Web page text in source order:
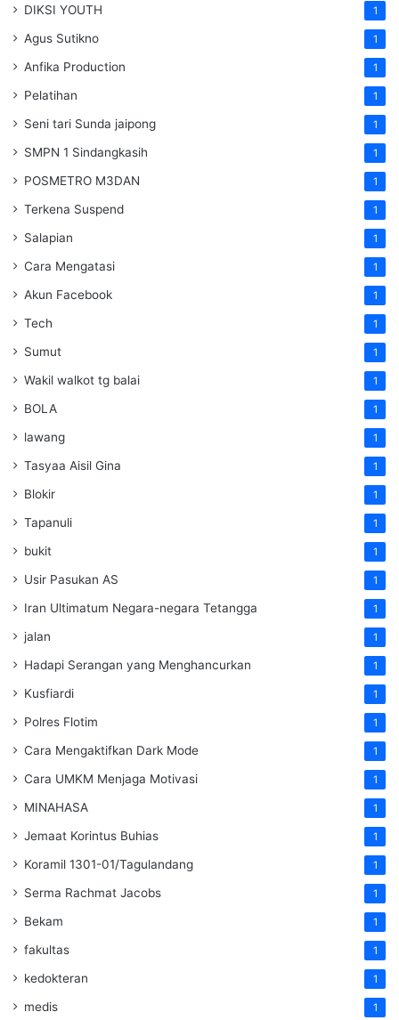
DIKSI YOUTH 1
Agus Sutikno 1
Anfika Production 1
Pelatihan 1
Seni tari Sunda jaipong 1
SMPN 1 Sindangkasih 1
POSMETRO M3DAN 1
Terkena Suspend 1
Salapian 1
Cara Mengatasi 1
Akun Facebook 1
Tech 1
Sumut 1
Wakil walkot tg balai 1
BOLA 1
lawang 1
Tasyaa Aisil Gina 1
Blokir 1
Tapanuli 1
bukit 1
Usir Pasukan AS 1
Iran Ultimatum Negara-negara Tetangga 1
jalan 1
Hadapi Serangan yang Menghancurkan 1
Kusfiardi 1
Polres Flotim 1
Cara Mengaktifkan Dark Mode 1
Cara UMKM Menjaga Motivasi 1
MINAHASA 1
Jemaat Korintus Buhias 1
Koramil 1301-01/Tagulandang 1
Serma Rachmat Jacobs 1
Bekam 1
fakultas 1
kedokteran 1
medis 1